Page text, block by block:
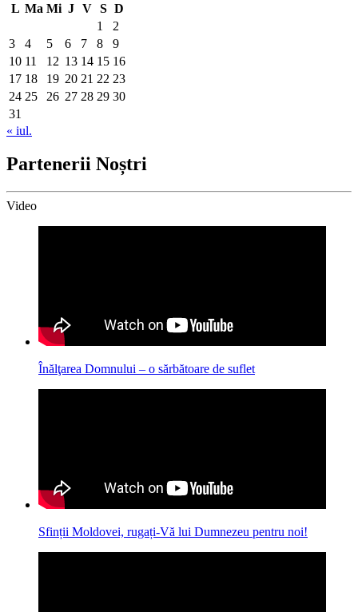
L Ma Mi J V S D
1
2
3
4 5 6 7 8
9
10 11 12 13 14 15 16
17 18 19 20 21 22 23
24 25 26 27 28 29 30
31
« iul.
Partenerii Noștri
Video
Înălţarea Domnului – o sărbătoare de suflet
Sfinții Moldovei, rugați-Vă lui Dumnezeu pentru noi!